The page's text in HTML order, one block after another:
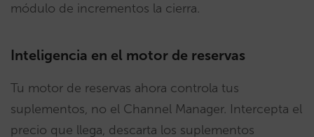
módulo de incrementos la cierra.
Inteligencia en el motor de reservas
Tu motor de reservas ahora controla tus
suplementos, no el Channel Manager. Intercepta el
precio que llega, descarta los suplementos